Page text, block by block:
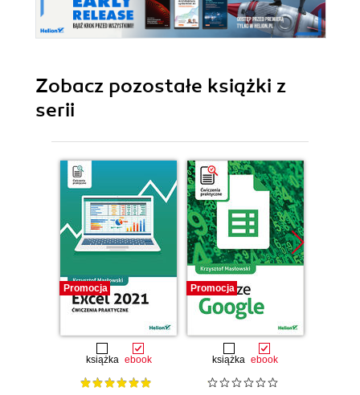
Zobacz pozostałe książki z
serii
Promocja
książka ebook
Promocja
książka ebook